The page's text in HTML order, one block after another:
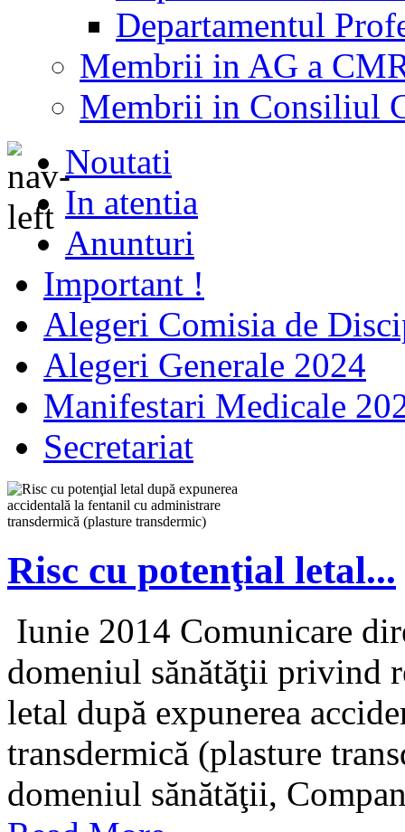
Departamentul
Membrii in AG a
Membrii in Consiliul
Noutati
In atentia
Anunturi
Important !
Alegeri Comisia de
Alegeri Generale 2024
Manifestari Medicale
Secretariat
Risc cu potenţial letal...
Iunie 2014 Comunicare
domeniul sănătăţii privind
letal după expunerea
transdermică (plasture
domeniul sănătăţii,